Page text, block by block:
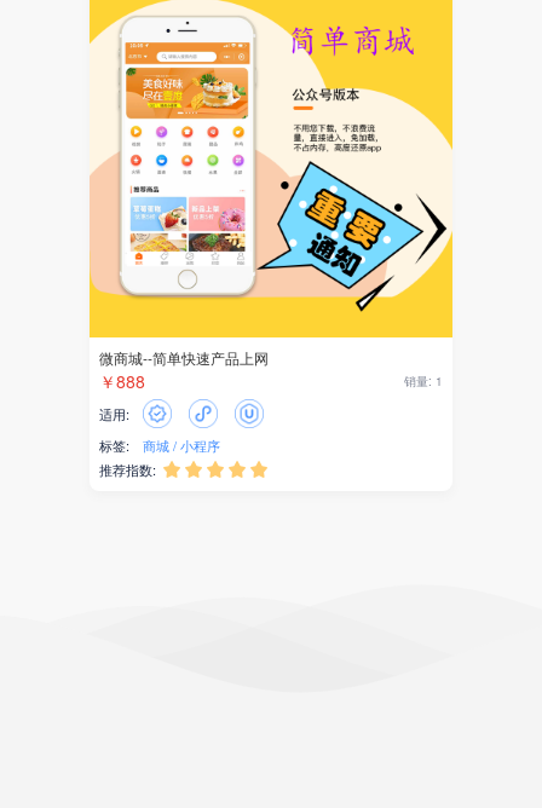
微商城--简单快速产品上网
￥888 销量: 1
适用:
标签:
商城 小程序
推荐指数:     